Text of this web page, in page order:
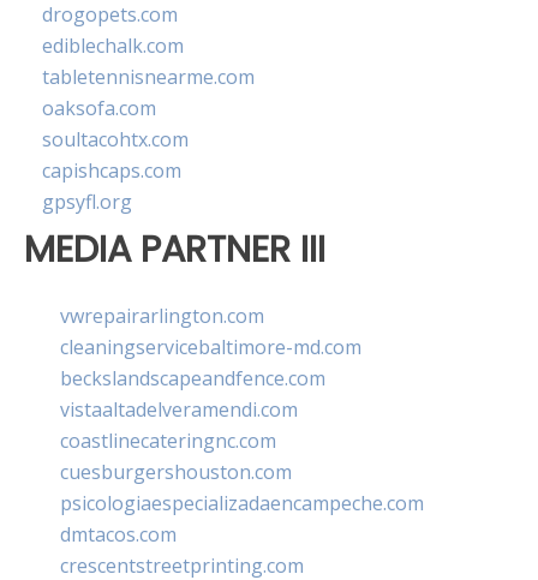
drogopets.com
ediblechalk.com
tabletennisnearme.com
oaksofa.com
soultacohtx.com
capishcaps.com
gpsyfl.org
MEDIA PARTNER III
vwrepairarlington.com
cleaningservicebaltimore-md.com
beckslandscapeandfence.com
vistaaltadelveramendi.com
coastlinecateringnc.com
cuesburgershouston.com
psicologiaespecializadaencampeche.com
dmtacos.com
crescentstreetprinting.com